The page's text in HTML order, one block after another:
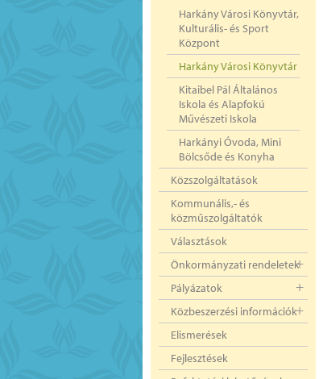
Harkány Városi Könyvtár,
Kulturális- és Sport
Központ
Harkány Városi Könyvtár
Kitaibel Pál Általános
Iskola és Alapfokú
Művészeti Iskola
Harkányi Óvoda, Mini
Bölcsőde és Konyha
Közszolgáltatások
Kommunális,- és
közműszolgáltatók
Választások
Önkormányzati rendeletek
Pályázatok
Közbeszerzési információk
Elismerések
Fejlesztések